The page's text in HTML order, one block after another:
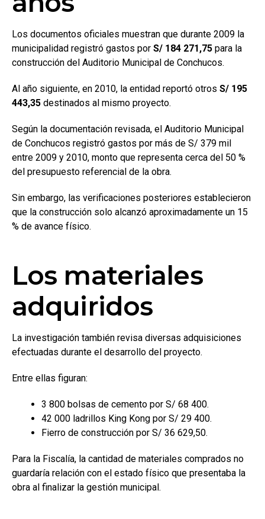
Los documentos oficiales muestran que durante 2009 la
municipalidad registró gastos por S/ 184 271,75 para la
construcción del Auditorio Municipal de Conchucos.
Al año siguiente, en 2010, la entidad reportó otros S/ 195
443,35 destinados al mismo proyecto.
Según la documentación revisada, el Auditorio Municipal
de Conchucos registró gastos por más de S/ 379 mil
entre 2009 y 2010, monto que representa cerca del 50 %
del presupuesto referencial de la obra.
Sin embargo, las verificaciones posteriores establecieron
que la construcción solo alcanzó aproximadamente un 15
% de avance físico.
Los materiales
adquiridos
La investigación también revisa diversas adquisiciones
efectuadas durante el desarrollo del proyecto.
Entre ellas figuran:
3 800 bolsas de cemento por S/ 68 400.
42 000 ladrillos King Kong por S/ 29 400.
Fierro de construcción por S/ 36 629,50.
Para la Fiscalía, la cantidad de materiales comprados no
guardaría relación con el estado físico que presentaba la
obra al finalizar la gestión municipal.